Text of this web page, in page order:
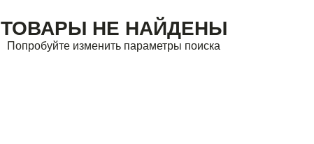
ТОВАРЫ НЕ НАЙДЕНЫ
Попробуйте изменить параметры поиска